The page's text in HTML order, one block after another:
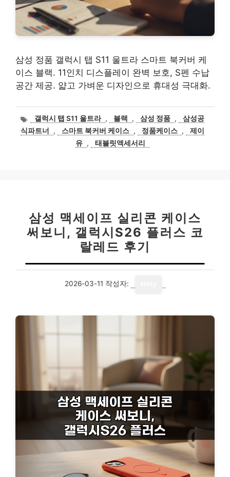
삼성 정품 갤럭시 탭 S11 울트라 스마트 북커버 케
이스 블랙. 11인치 디스플레이 완벽 보호, S펜 수납
공간 제공. 얇고 가벼운 디자인으로 휴대성 극대화.
태
그
갤럭시 탭 S11 울트라 , 블랙 , 삼성 정품 ,
삼성공
식파트너
, 스마트 북커버 케이스 , 정품케이스 ,
제이
유 , 태블릿액세서리
삼성 맥세이프 실리콘 케이스
써보니, 갤럭시S26 플러스 코
랄레드 후기
2026-03-11 작성자: